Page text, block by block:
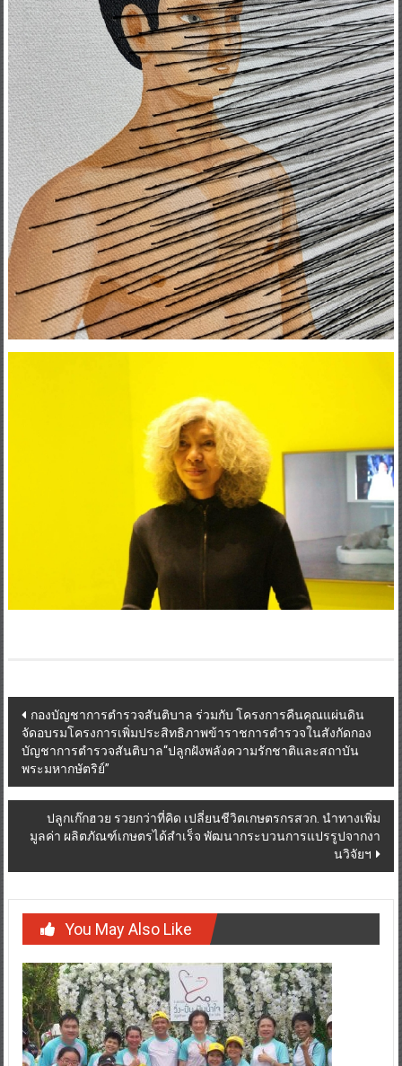
Post
navigation
กองบัญชาการตำรวจสันติบาล ร่วมกับ โครงการคืนคุณแผ่นดิน
จัดอบรมโครงการเพิ่มประสิทธิภาพข้าราชการตำรวจในสังกัดกอง
บัญชาการตำรวจสันติบาล“ปลูกฝังพลังความรักชาติและสถาบัน
พระมหากษัตริย์”
ปลูกเก๊กฮวย รวยกว่าที่คิด เปลี่ยนชีวิตเกษตรกรสวก. นำทางเพิ่ม
มูลค่า ผลิตภัณฑ์เกษตรได้สำเร็จ พัฒนากระบวนการแปรรูปจากงา
นวิจัยฯ
You May Also Like